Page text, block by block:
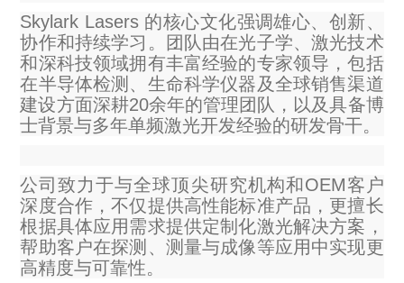
Sun Simulator
X射线类
Skylark Lasers 的核心文化强调雄心、创新、
协作和持续学习。团队由在光子学、激光技术
和深科技领域拥有丰富经验的专家领导，包括
在半导体检测、生命科学仪器及全球销售渠道
建设方面深耕20余年的管理团队，以及具备博
士背景与多年单频激光开发经验的研发骨干。
公司致力于与全球顶尖研究机构和OEM客户
深度合作，不仅提供高性能标准产品，更擅长
根据具体应用需求提供定制化激光解决方案，
帮助客户在探测、测量与成像等应用中实现更
高精度与可靠性。